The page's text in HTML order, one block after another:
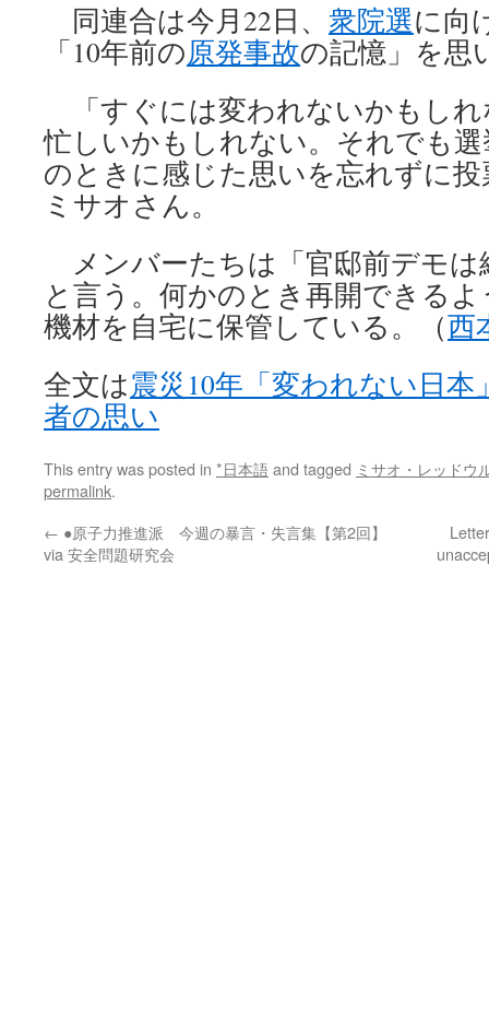
同連合は今月22日、 衆院選に向
「10年前の原発事故の記憶」を思
「すぐには変われないかもし
忙しいかもしれない。それでも
のときに感じた思いを忘れずに
ミサオさん。
メンバーたちは「官邸前デモ
と言う。何かのとき再開できる
機材を自宅に保管している。（西
全文は震災10年「変われない日
者の思い
This entry was posted in *日本語and tagged ミサオ・レッドウ
permalink.
← ●原子力推進派 今週の暴言・失言集【第2回】
via 安全問題研究会